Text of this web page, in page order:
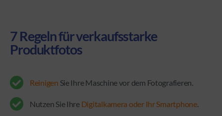
7 Regeln für verkaufsstarke
Produktfotos
Reinigen Sie Ihre Maschine vor dem Fotografieren.
Nutzen Sie IhreDigitalkamera oder Ihr Smartphone.